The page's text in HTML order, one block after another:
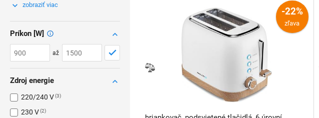
zobraziť viac
Príkon [W]
až
Zdroj energie
220/240 V 3
230 V 2
-22%
zľava